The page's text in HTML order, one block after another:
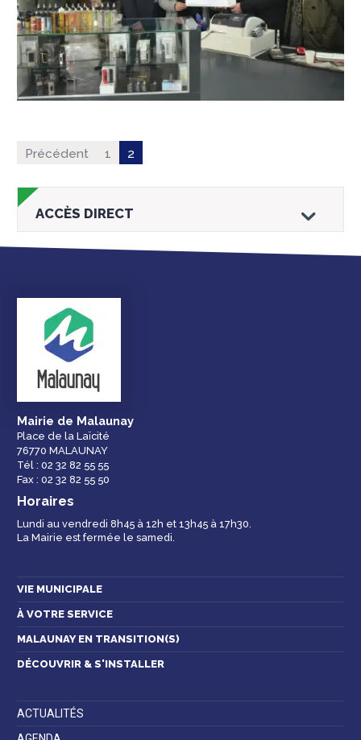
Précédent 1 2
ACCÈS DIRECT
Droits et
démarches
Espace famille
Mairie de Malaunay
Place de la Laïcité
76770 MALAUNAY
Tél : 02 32 82 55 55
Fax : 02 32 82 55 50
Horaires
Lundi au vendredi 8h45 à 12h et 13h45 à 17h30.
La Mairie est fermée le samedi.
VIE MUNICIPALE
À VOTRE SERVICE
MALAUNAY EN TRANSITION(S)
DÉCOUVRIR & S'INSTALLER
ACTUALITÉS